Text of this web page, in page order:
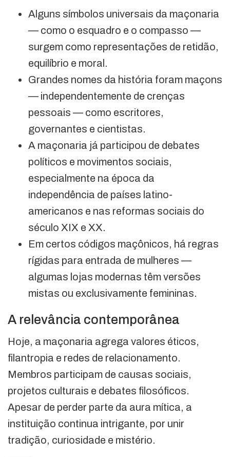
Alguns símbolos universais da maçonaria
— como o esquadro e o compasso —
surgem como representações de retidão,
equilíbrio e moral.
Grandes nomes da história foram maçons
— independentemente de crenças
pessoais — como escritores,
governantes e cientistas.
A maçonaria já participou de debates
políticos e movimentos sociais,
especialmente na época da
independência de países latino-
americanos e nas reformas sociais do
século XIX e XX.
Em certos códigos maçônicos, há regras
rígidas para entrada de mulheres —
algumas lojas modernas têm versões
mistas ou exclusivamente femininas.
A relevância contemporânea
Hoje, a maçonaria agrega valores éticos,
filantropia e redes de relacionamento.
Membros participam de causas sociais,
projetos culturais e debates filosóficos.
Apesar de perder parte da aura mítica, a
instituição continua intrigante, por unir
tradição, curiosidade e mistério.